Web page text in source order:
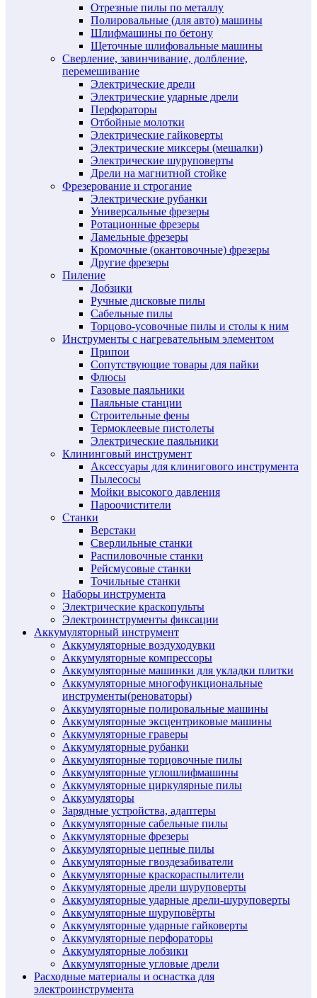
Отрезные пилы по металлу
Полировальные (для авто) машины
Шлифмашины по бетону
Щеточные шлифовальные машины
Сверление, завинчивание, долбление,
перемешивание
Электрические дрели
Электрические ударные дрели
Перфораторы
Отбойные молотки
Электрические гайковерты
Электрические миксеры (мешалки)
Электрические шуруповерты
Дрели на магнитной стойке
Фрезерование и строгание
Электрические рубанки
Универсальные фрезеры
Ротационные фрезеры
Ламельные фрезеры
Кромочные (окантовочные) фрезеры
Другие фрезеры
Пиление
Лобзики
Ручные дисковые пилы
Сабельные пилы
Торцово-усовочные пилы и столы к ним
Инструменты с нагревательным элементом
Припои
Сопутствующие товары для пайки
Флюсы
Газовые паяльники
Паяльные станции
Строительные фены
Термоклеевые пистолеты
Электрические паяльники
Клининговый инструмент
Аксессуары для клинигового инструмента
Пылесосы
Мойки высокого давления
Пароочистители
Станки
Верстаки
Сверлильные станки
Распиловочные станки
Рейсмусовые станки
Точильные станки
Наборы инструмента
Электрические краскопульты
Электроинструменты фиксации
Аккумуляторный инструмент
Аккумуляторные воздуходувки
Аккумуляторные компрессоры
Аккумуляторные машинки для укладки плитки
Аккумуляторные многофункциональные
инструменты(реноваторы)
Аккумуляторные полировальные машины
Аккумуляторные эксцентриковые машины
Аккумуляторные граверы
Аккумуляторные рубанки
Аккумуляторные торцовочные пилы
Аккумуляторные углошлифмашины
Аккумуляторные циркулярные пилы
Аккумуляторы
Зарядные устройства, адаптеры
Аккумуляторные сабельные пилы
Аккумуляторные фрезеры
Аккумуляторные цепные пилы
Аккумуляторные гвоздезабиватели
Аккумуляторные краскораспылители
Аккумуляторные дрели шуруповерты
Аккумуляторные ударные дрели-шуруповерты
Аккумуляторные шуруповёрты
Аккумуляторные ударные гайковерты
Аккумуляторные перфораторы
Аккумуляторные лобзики
Аккумуляторные угловые дрели
Расходные материалы и оснастка для
электроинструмента